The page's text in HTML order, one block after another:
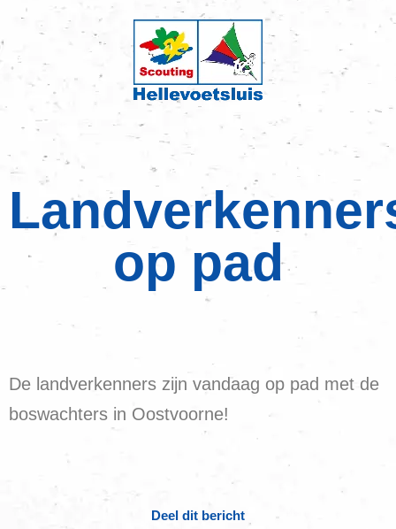
op pad
De landverkenners zijn vandaag op pad met de
boswachters in Oostvoorne!
Deel dit bericht